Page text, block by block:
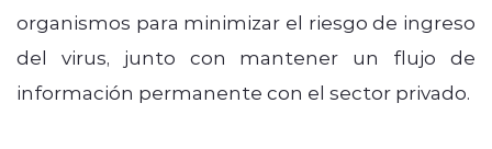
organismos para minimizar el riesgo de ingreso
del virus, junto con mantener un flujo de
información permanente con el sector privado.